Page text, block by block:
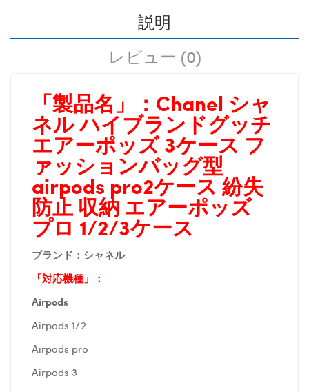
説明
レビュー (0)
「製品名」： Chanel シャ
ネルハイブランドグッチ
エアーポッズ 3ケース フ
ァッションバッグ型
airpods pro2ケース 紛失
防止 収納 エアーポッズ
プロ 1/2/3ケース
ブランド： シャネル
「対応機種」：
Airpods
Airpods 1/2
Airpods pro
Airpods 3